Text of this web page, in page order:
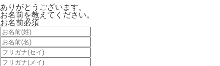
ありがとうございます。
お名前を教えてください。
お名前必須